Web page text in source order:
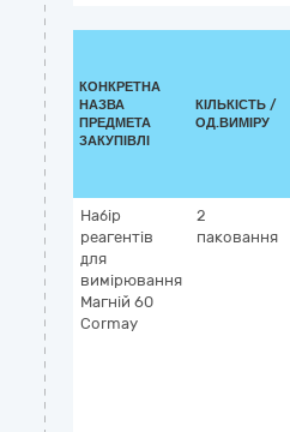
КОНКРЕТНА
НАЗВА
ПРЕДМЕТА
ЗАКУПІВЛІ
КІЛЬКІСТЬ /
ОД.ВИМІРУ
Набір
реагентів
для
вимірювання
Магній 60
Cormay
2
паковання